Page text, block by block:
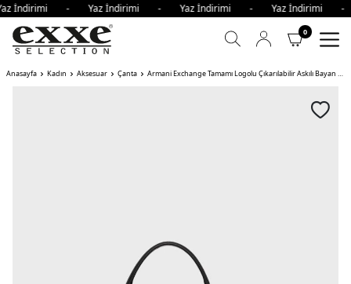
İndirimi - Yaz İndirimi - Yaz İndirimi - Yaz
0
Anasayfa Kadın Aksesuar Çanta Armani Exchange Tamamı Logolu Çıkarılabilir Askılı Bayan Çanta